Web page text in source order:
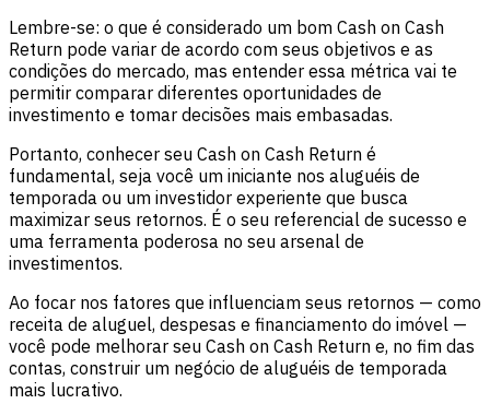
Lembre-se: o que é considerado um bom Cash on Cash
Return pode variar de acordo com seus objetivos e as
condições do mercado, mas entender essa métrica vai te
permitir comparar diferentes oportunidades de
investimento e tomar decisões mais embasadas.
Portanto, conhecer seu Cash on Cash Return é
fundamental, seja você um iniciante nos aluguéis de
temporada ou um investidor experiente que busca
maximizar seus retornos. É o seu referencial de sucesso e
uma ferramenta poderosa no seu arsenal de
investimentos.
Ao focar nos fatores que influenciam seus retornos — como
receita de aluguel, despesas e financiamento do imóvel —
você pode melhorar seu Cash on Cash Return e, no fim das
contas, construir um negócio de aluguéis de temporada
mais lucrativo.